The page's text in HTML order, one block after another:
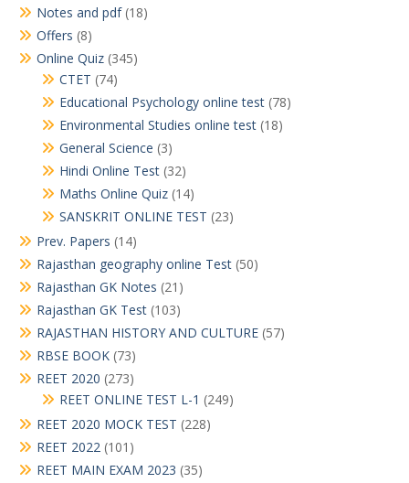
Notes and pdf(18)
Offers (8)
Online Quiz (345)
CTET (74)
Educational Psychology online test (78)
Environmental Studies online test (18)
General Science (3)
Hindi Online Test (32)
Maths Online Quiz (14)
SANSKRIT ONLINE TEST (23)
Prev. Papers (14)
Rajasthan geography online Test (50)
Rajasthan GK Notes (21)
Rajasthan GK Test (103)
RAJASTHAN HISTORY AND CULTURE (57)
RBSE BOOK (73)
REET 2020 (273)
REET ONLINE TEST L-1 (249)
REET 2020 MOCK TEST (228)
REET 2022 (101)
REET MAIN EXAM 2023 (35)